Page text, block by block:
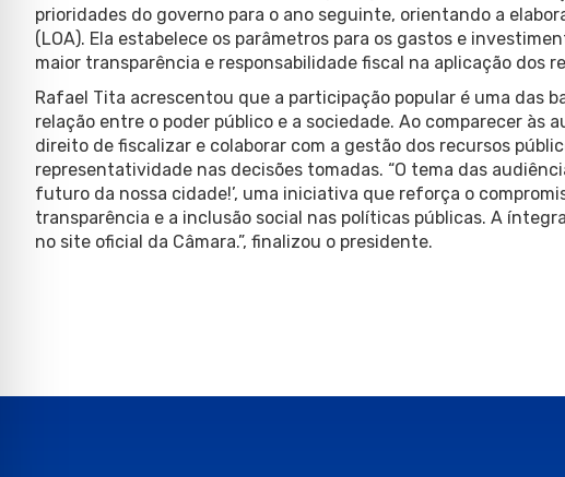
prioridades do governo para o ano seguinte, orientando a
(LOA). Ela estabelece os parâmetros para os gastos e
maior transparência e responsabilidade fiscal na aplicação dos
Rafael Tita acrescentou que a participação popular é uma das
relação entre o poder público e a sociedade. Ao comparecer às
direito de fiscalizar e colaborar com a gestão dos recursos
representatividade nas decisões tomadas. “O tema das
futuro da nossa cidade!’, uma iniciativa que reforça o
transparência e a inclusão social nas políticas públicas. A
no site oficial da Câmara.”, finalizou o presidente.